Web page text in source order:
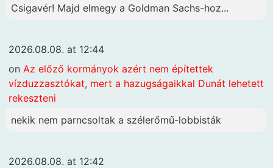
Csigavér! Majd elmegy a Goldman Sachs-hoz...
2026.08.08. at 12:44
on Az előző kormányok azért nem építettek
vízduzzasztókat, mert a hazugságaikkal Dunát lehetett
rekeszteni
nekik nem parncsoltak a szélerőmű-lobbisták
2026.08.08. at 12:42